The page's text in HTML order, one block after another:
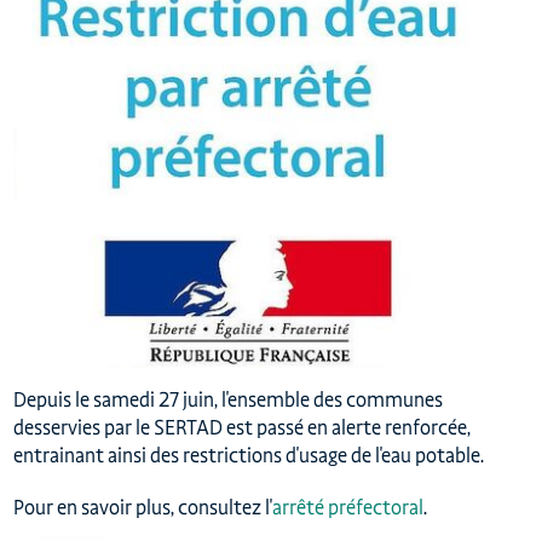
Depuis le samedi 27 juin, l'ensemble des communes
desservies par le SERTAD est passé en alerte renforcée,
entrainant ainsi des restrictions d'usage de l'eau potable.
Pour en savoir plus, consultez l'arrêté préfectoral.